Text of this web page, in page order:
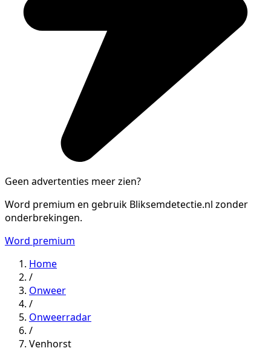
Geen advertenties meer zien?
Word premium en gebruik Bliksemdetectie.nl zonder
onderbrekingen.
Word premium
Home
/
Onweer
/
Onweerradar
/
Venhorst